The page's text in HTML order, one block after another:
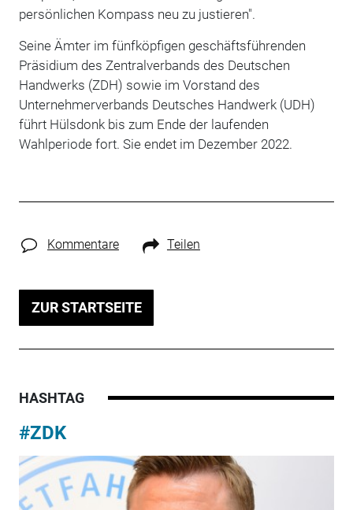
persönlichen Kompass neu zu justieren".
Seine Ämter im fünfköpfigen geschäftsführenden
Präsidium des Zentralverbands des Deutschen
Handwerks (ZDH) sowie im Vorstand des
Unternehmerverbands Deutsches Handwerk (UDH)
führt Hülsdonk bis zum Ende der laufenden
Wahlperiode fort. Sie endet im Dezember 2022.
Kommentare Teilen
ZUR STARTSEITE
HASHTAG
#ZDK